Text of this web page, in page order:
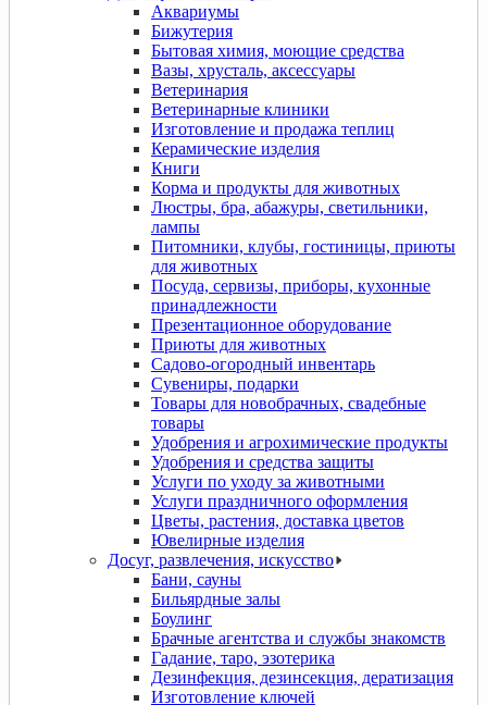
Аквариумы
Бижутерия
Бытовая химия, моющие средства
Вазы, хрусталь, аксессуары
Ветеринария
Ветеринарные клиники
Изготовление и продажа теплиц
Керамические изделия
Книги
Корма и продукты для животных
Люстры, бра, абажуры, светильники,
лампы
Питомники, клубы, гостиницы, приюты
для животных
Посуда, сервизы, приборы, кухонные
принадлежности
Презентационное оборудование
Приюты для животных
Садово-огородный инвентарь
Сувениры, подарки
Товары для новобрачных, свадебные
товары
Удобрения и агрохимические продукты
Удобрения и средства защиты
Услуги по уходу за животными
Услуги праздничного оформления
Цветы, растения, доставка цветов
Ювелирные изделия
Досуг, развлечения, искусство
Бани, сауны
Бильярдные залы
Боулинг
Брачные агентства и службы знакомств
Гадание, таро, эзотерика
Дeзинфекция, дeзинсекция, дератизация
Изготовление ключей